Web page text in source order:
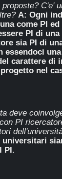
C'e'
A: Ogni
come PI
PI di
sia PI di
essendoci
carattere di
nel
deve
PI
PI.